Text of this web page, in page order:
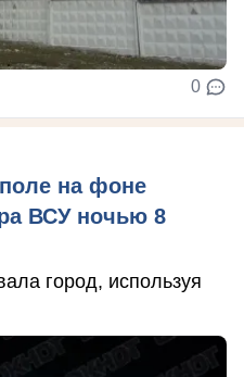
0
на фоне
ВСУ ночью 8
город, используя